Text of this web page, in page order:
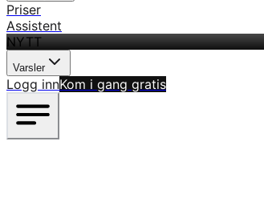
Priser
Assistent
NYTT
Varsler
Logg innKom i gang gratis